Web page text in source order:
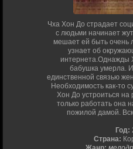
Чха Хон До страдает
с людьми начинает
мешает ей быть
узнает об
интернета.Однажды
бабушка умерла.
единственной связью
Необходимость как-то
Хон До устроиться на
только работать она
пожилой дамой.
Год:
Страна: